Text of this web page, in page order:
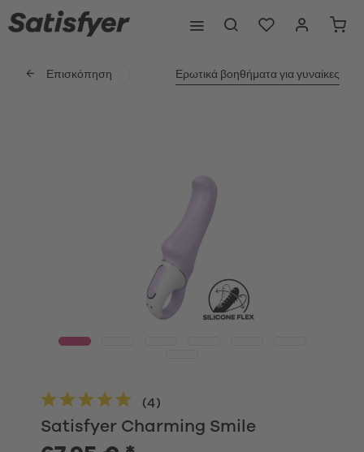
Επισκόπηση Ερωτικά βοηθήματα για γυναίκες
Satisfyer Charming Smile
(4)